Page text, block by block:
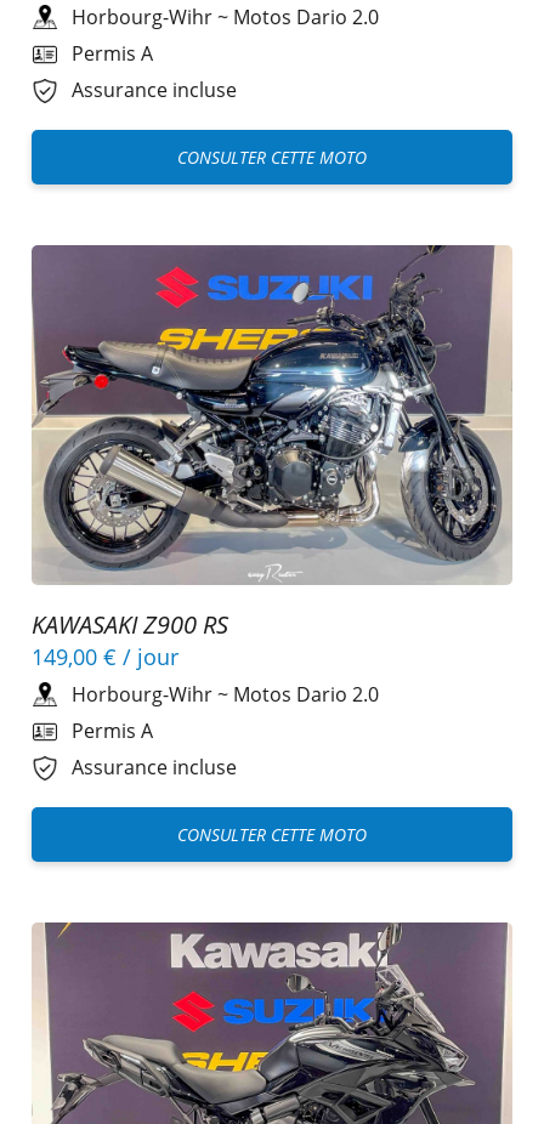
Horbourg-Wihr~ Motos Dario 2.0
Permis A
Assurance incluse
CONSULTER CETTE MOTO
KAWASAKI Z900 RS
149,00 € / jour
Horbourg-Wihr~ Motos Dario 2.0
Permis A
Assurance incluse
CONSULTER CETTE MOTO